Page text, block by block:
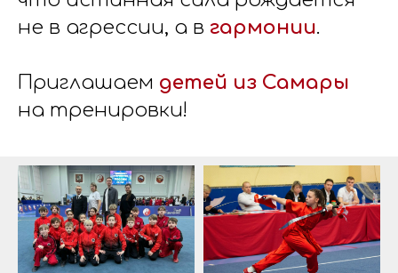
не в агрессии, а в гармонии.
Приглашаем детей из Самары
на тренировки!